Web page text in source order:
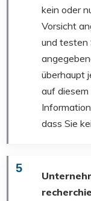
kein oder
Vorsicht
und testen
überhaupt
auf
dass Sie
5